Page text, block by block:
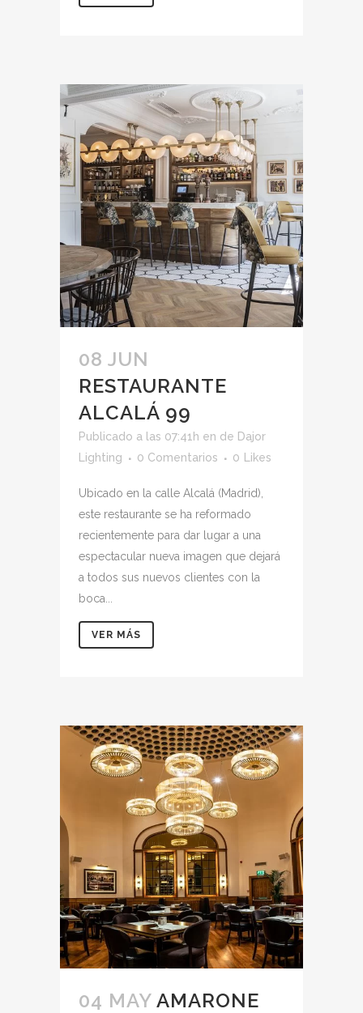
08 JUN
RESTAURANTE
ALCALÁ 99
Publicado a las 07:41h en de Dajor
Lighting
0 Comentarios 0 Likes
Ubicado en la calle Alcalá (Madrid),
este restaurante se ha reformado
recientemente para dar lugar a una
espectacular nueva imagen que dejará
a todos sus nuevos clientes con la
boca...
VER MÁS
04 MAY AMARONE